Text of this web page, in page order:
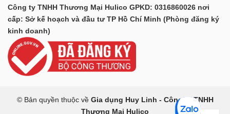
Công ty TNHH Thương Mại Hulico GPKD: 0316860026 nơi
cấp: Sở kế hoạch và đầu tư TP Hồ Chí Minh (Phòng đăng ký
kinh doanh)
© Bản quyền thuộc về Gia dụng Huy Linh - Công ty TNHH
Thương Mại Hulico